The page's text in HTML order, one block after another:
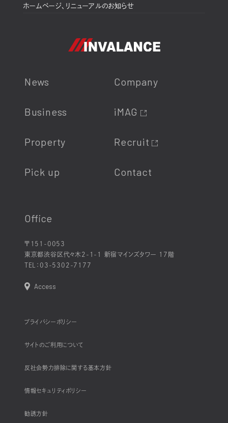
ホームページ、リニューアルのお知らせ
News
Business
Property
Pick up
Company
iMAG
Recruit
Contact
Office
〒151-0053
東京都渋谷区代々木2-1-1 新宿マインズタワー 17階
TEL： 03-5302-7177
Access
プライバシーポリシー
サイトのご利用について
反社会勢力排除に関する基本方針
情報セキュリティポリシー
勧誘方針